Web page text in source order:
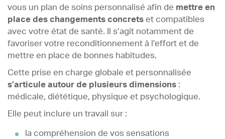
vous un plan de soins personnalisé afin de mettre en
place des changements concrets et compatibles
avec votre état de santé. Il s’agit notamment de
favoriser votre reconditionnement à l’effort et de
mettre en place de bonnes habitudes.
Cette prise en charge globale et personnalisée
s’articule autour de plusieurs dimensions :
médicale, diététique, physique et psychologique.
Elle peut inclure un travail sur :
la compréhension de vos sensations